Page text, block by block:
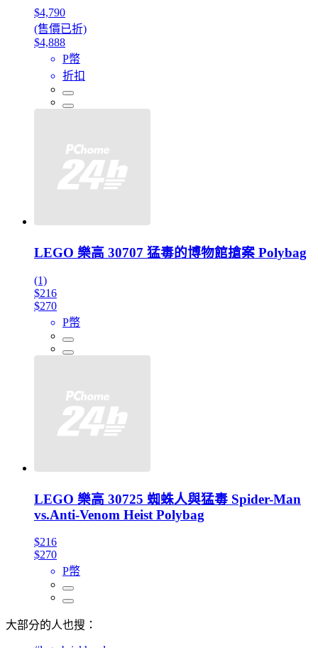
$4,790
(售價已折)
$4,888
P幣
折扣
LEGO 樂高 30707 猛毒的博物館搶案 Polybag
(1)
$216
$270
P幣
LEGO 樂高 30725 蜘蛛人與猛毒 Spider-Man
vs.Anti-Venom Heist Polybag
$216
$270
P幣
大部分的人也搜：